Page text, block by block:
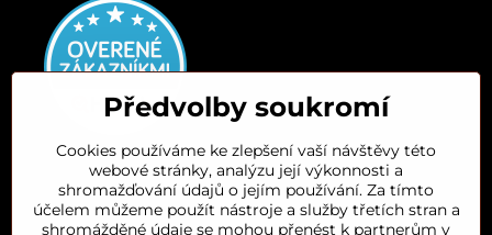
Orient House
Předvolby soukromí
Cookies používáme ke zlepšení vaší návštěvy této
webové stránky, analýzu její výkonnosti a
shromažďování údajů o jejím používání. Za tímto
účelem můžeme použít nástroje a služby třetích stran a
shromážděné údaje se mohou přenést k partnerům v